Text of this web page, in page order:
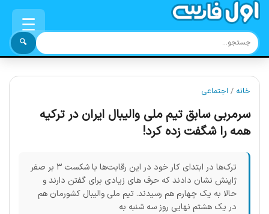
☰
🔍
خانه / اجتماعی
سرمربی سابق تیم ملی والیبال ایران در ترکیه
همه را شگفت زده کرد!
ترک‌ها در ابتدای کار خود در این رقابت‌ها با شکست ۳ بر صفر
ژاپنش نشان دادند که حرف های زیادی برای گفتن دارند و
حالا به یک چهارم هم رسیدند. تیم ملی والیبال کشورمان هم
در یک هشتم نهایی روز سه شنبه به